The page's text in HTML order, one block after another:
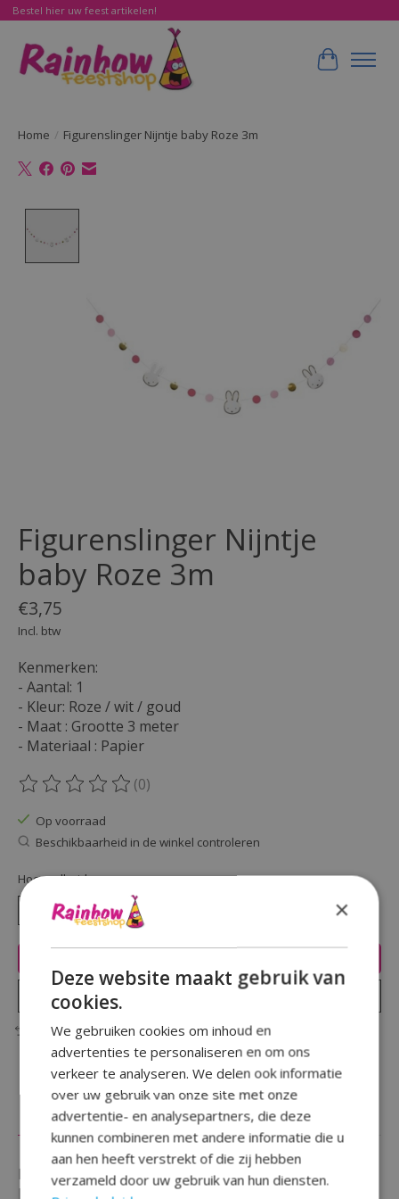
Bestel hier uw feest artikelen!
Home / Figurenslinger Nijntje baby Roze 3m
Figurenslinger Nijntje
baby Roze 3m
€3,75
Incl. btw
Kenmerken:
- Aantal: 1
- Kleur: Roze / wit / goud
- Maat : Grootte 3 meter
- Materiaal : Papier
De beoordeling van dit product is
(0)
Op voorraad
Beschikbaarheid in de winkel controleren
Hoeveelheid:
Plaats bestelling
Toevoegen om te vergelijken
Beschrijving Reviews (0)
Maak je baby thema compleet met deze lieve ''
Figurenslinger Nijntje baby Roze 3m ''.
×
Deze website maakt gebruik van
cookies.
We gebruiken cookies om inhoud en
advertenties te personaliseren en om ons
verkeer te analyseren. We delen ook informatie
over uw gebruik van onze site met onze
advertentie- en analysepartners, die deze
kunnen combineren met andere informatie die u
aan hen heeft verstrekt of die zij hebben
verzameld door uw gebruik van hun diensten.